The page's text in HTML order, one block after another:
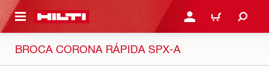
PRINCIPAL INICIE SESIÓN O
CARRITO
BROCA CORONA RÁPIDA SPX-A